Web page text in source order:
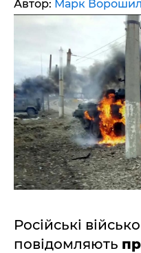
Автор: Марк
Російські
повідомляють